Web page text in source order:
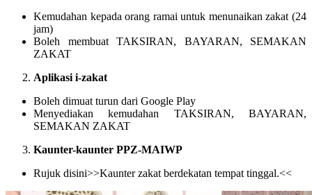
Kemudahan kepada orang ramai untuk menunaikan zakat (24
jam)
Boleh membuat TAKSIRAN, BAYARAN, SEMAKAN
ZAKAT
Aplikasi i-zakat
Boleh dimuat turun dari Google Play
Menyediakan kemudahan TAKSIRAN, BAYARAN,
SEMAKAN ZAKAT
Kaunter-kaunter PPZ-MAIWP
Rujuk disini>>Kaunter zakat berdekatan tempat tinggal.<<